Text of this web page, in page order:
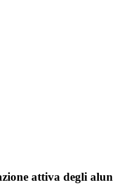
attiva degli